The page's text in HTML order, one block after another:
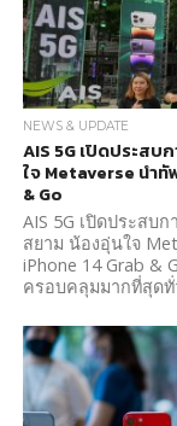
NEWS & UPDATE
AIS 5G เปิดประส
ใจ Metaverse นำทั
& Go
AIS 5G เปิดประสบ
สยาม น้องอุ่นใจ
iPhone 14 Grab &
ครอบคลุมมากที่สุดทั่